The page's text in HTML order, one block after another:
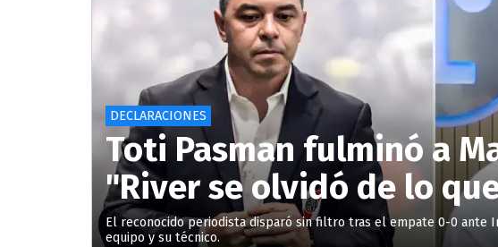
DECLARACIONES
Toti Pasman fulminó a
"River se olvidó de lo
El reconocido periodista disparó sin filtro tras el empate 0-0 ante
equipo y su técnico.